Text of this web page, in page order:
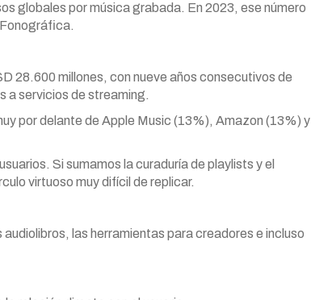
globales por música grabada. En 2023, ese número
28.600 millones, con nueve años consecutivos de
a servicios de streaming.
por delante de Apple Music (13%), Amazon (13%) y
Si sumamos la curaduría de playlists y el
virtuoso muy difícil de replicar.
las herramientas para creadores e incluso